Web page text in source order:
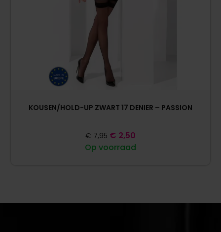
KOUSEN/HOLD-UP ZWART 17 DENIER – PASSION
Op voorraad
€ 7,95 € 2,50